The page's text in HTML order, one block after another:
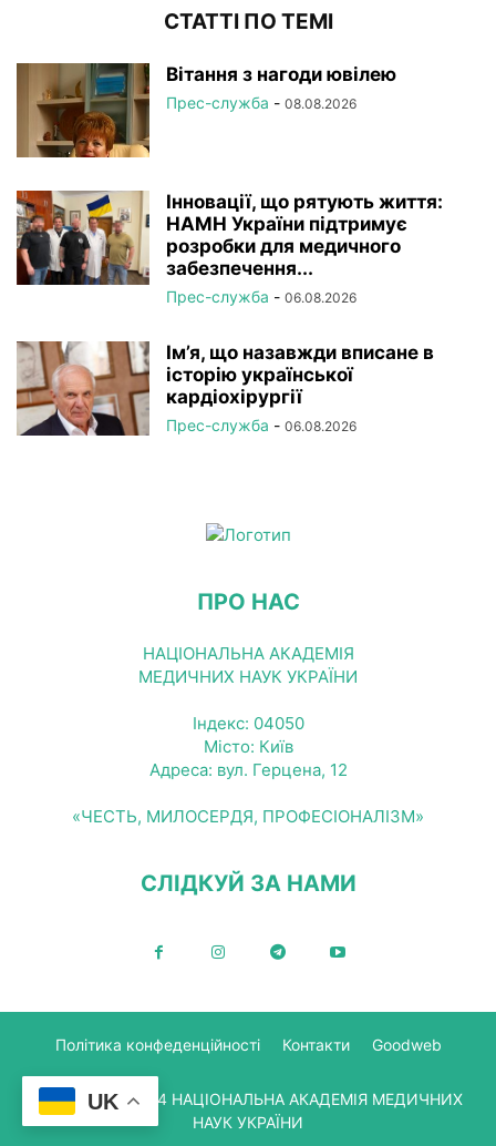
СТАТТІ ПО ТЕМІ
Вітання з нагоди ювілею
Прес-служба - 08.08.2026
Інновації, що рятують життя:
НАМН України підтримує
розробки для медичного
забезпечення...
Прес-служба - 06.08.2026
Ім’я, що назавжди вписане в
історію української
кардіохірургії
Прес-служба - 06.08.2026
ПРО НАС
НАЦІОНАЛЬНА АКАДЕМІЯ
МЕДИЧНИХ НАУК УКРАЇНИ
Індекс: 04050
Місто: Київ
Адреса: вул. Герцена, 12
«ЧЕСТЬ, МИЛОСЕРДЯ, ПРОФЕСІОНАЛІЗМ»
СЛІДКУЙ ЗА НАМИ
Політика конфеденційності Контакти Goodweb
© Copyright 2024 НАЦІОНАЛЬНА АКАДЕМІЯ МЕДИЧНИХ
НАУК УКРАЇНИ
UK